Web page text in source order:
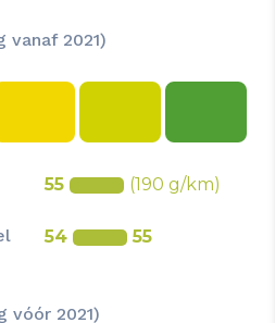
vanaf 2021)
55 (190 g/km)
54 55
vóór 2021)